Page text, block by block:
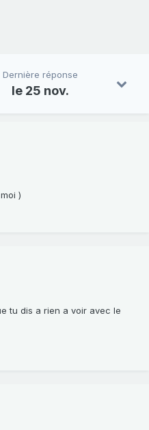
Dernière réponse
le 25 nov.
)
tu dis a rien a voir avec le